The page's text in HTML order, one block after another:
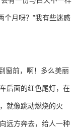
个月呀？”我有些迷惑
前，啊！多么美丽
后面的红色尾灯，在
就像跳动燃烧的火
远方奔去，给人一种